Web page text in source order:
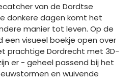
van de Dordtse
donkere dagen komt het
manier tot leven. Op de
een visueel boekje open over
prachtige Dordrecht met 3D-
er - geheel passend bij het
en wuivende